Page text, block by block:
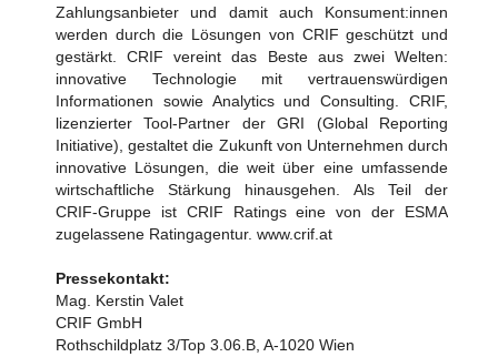
Zahlungsanbieter und damit auch Konsument:innen
werden durch die Lösungen von CRIF geschützt und
gestärkt. CRIF vereint das Beste aus zwei Welten:
innovative Technologie mit vertrauenswürdigen
Informationen sowie Analytics und Consulting. CRIF,
lizenzierter Tool-Partner der GRI (Global Reporting
Initiative), gestaltet die Zukunft von Unternehmen durch
innovative Lösungen, die weit über eine umfassende
wirtschaftliche Stärkung hinausgehen. Als Teil der
CRIF-Gruppe ist CRIF Ratings eine von der ESMA
zugelassene Ratingagentur. www.crif.at
Pressekontakt:
Mag. Kerstin Valet
CRIF GmbH
Rothschildplatz 3/Top 3.06.B, A-1020 Wien